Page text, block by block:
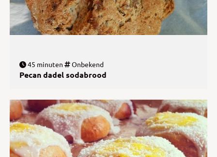
45 minuten Onbekend
Pecan dadel sodabrood